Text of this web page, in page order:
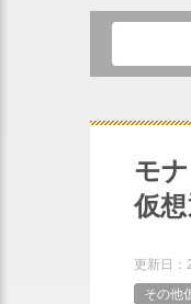
モ
仮想
更新日：
その他